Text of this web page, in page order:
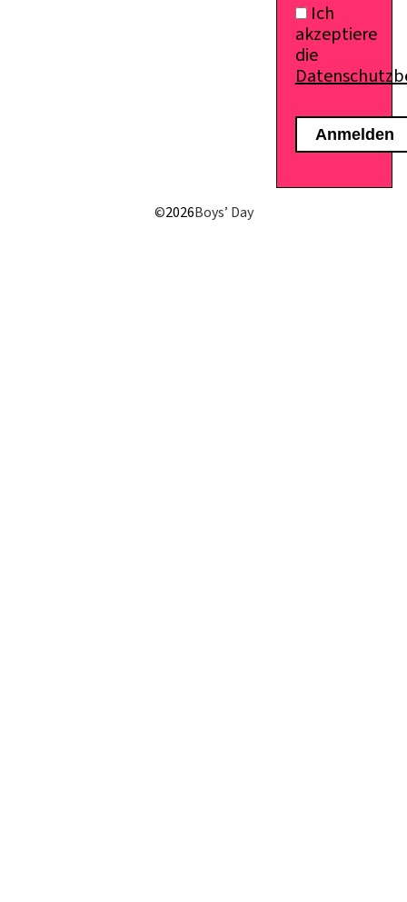
Ich
akzeptiere
die
©2026Boys’ Day